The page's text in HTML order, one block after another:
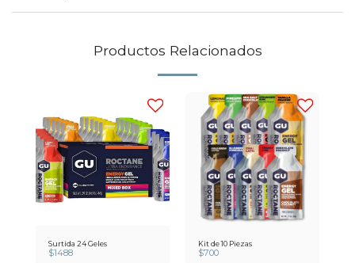
Productos Relacionados
Surtida 24 Geles
$1488
Kit de 10 Piezas
$700